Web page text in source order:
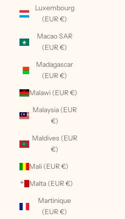
Luxembourg
(EUR €)
Macao SAR
(EUR €)
Madagascar
(EUR €)
Malawi (EUR €)
Malaysia (EUR
€)
Maldives (EUR
€)
Mali (EUR €)
Malta (EUR €)
Martinique
(EUR €)